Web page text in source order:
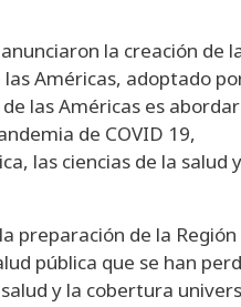
la creación de
las Américas, adoptado
las Américas es
de COVID 19,
las ciencias de la salud
preparación de la Región
pública que se han
y la cobertura